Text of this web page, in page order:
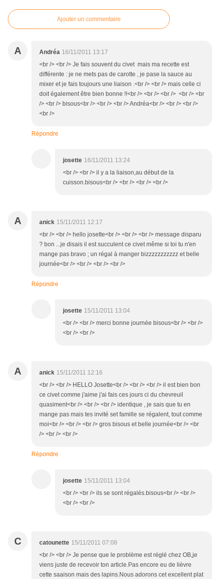
Ajouter un commentaire
A Andréa 16/11/2011 13:17
<br /> <br /> Je fais souvent du civet mais ma recette est
différente : je ne mets pas de carotte , je pase la sauce au
mixer et je fais toujours une liaison .<br /> <br /> mais celle ci
doit également être bien bonne !!<br /> <br /> <br /> <br /> <br
/> <br /> bisous<br /> <br /> <br /> Andréa<br /> <br /> <br />
<br />
Répondre
josette 16/11/2011 13:24
<br /> <br /> il y a la liaison,au début de la
cuisson.bisous<br /> <br /> <br /> <br />
A anick 15/11/2011 12:17
<br /> <br /> hello josette<br /> <br /> <br /> message disparu
? bon ...je disais il est succulent ce civet même si toi tu n'en
mange pas bravo ; un régal à manger bizzzzzzzzzzz et belle
journée<br /> <br /> <br /> <br />
Répondre
josette 15/11/2011 13:04
<br /> <br /> merci bonne journée bisous<br /> <br />
<br /> <br />
A anick 15/11/2011 12:16
<br /> <br /> HELLO Josette<br /> <br /> <br /> il est bien bon
ce civet comme j'aime j'ai fais ces jours ci du chevreuil
quasiment<br /> <br /> <br /> identique , je sais que tu en
mange pas mais tes invité set famille se régalent, tout comme
moi<br /> <br /> <br /> gros bisous et belle journée<br /> <br
/> <br /> <br />
Répondre
josette 15/11/2011 13:04
<br /> <br /> ils se sont régalés.bisous<br /> <br />
<br /> <br />
C catounette 15/11/2011 07:08
<br /> <br /> Je pense que le problème est réglé chez OB,je
viens juste de recevoir ton article.Pas encore eu de lièvre
cette saaison mais des lapins.Nous adorons cet excellent plat